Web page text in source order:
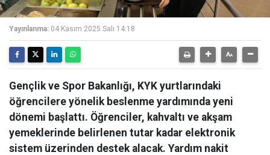
Yayınlanma: 04 Kasım 2025 Salı 14:18
Gençlik ve Spor Bakanlığı, KYK yurtlarındaki
öğrencilere yönelik beslenme yardımında yeni
dönemi başlattı. Öğrenciler, kahvaltı ve akşam
yemeklerinde belirlenen tutar kadar elektronik
sistem üzerinden destek alacak. Yardım nakit